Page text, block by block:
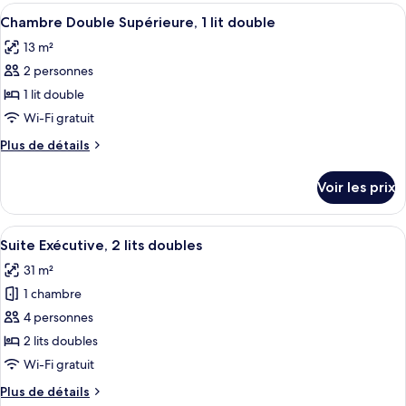
Deluxe
de
Chambre
Quadruple
Afficher
toutes
les
photos
pour
ce
type
de
Chambre
Double
Supérieure,
1
lit
double
Une chambre d’hôtel moderne
5
Chambre Double Supérieure, 1 lit double
13 m²
2 personnes
1 lit double
Wi-Fi gratuit
Plus de détails
Plus
le
type
de
Chambre
Double
Supérieure,
lit
double
Voir les prix
Afficher
toutes
les
photos
pour
ce
type
Une chambre d’hôtel avec deux lits,
9
Suite Exécutive, 2 lits doubles
31 m²
1 chambre
4 personnes
2 lits doubles
Wi-Fi gratuit
Plus de détails
Plus